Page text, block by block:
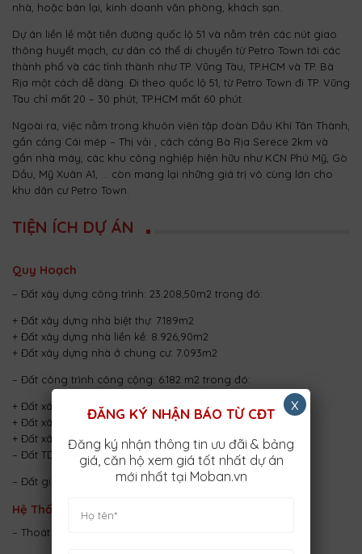
nhà, hoặc bán lại, kinh doanh văn phòng, khách sạn.
Dự án liền lề mặt tiền đường quốc lộ 51 và nằm trên các nút giao
thông huyết mạch, cư dân có thể di chuyển từ Petro Town tới các
thành phố và các tỉnh thành như TP. Vũng Tàu, TP.HCM và TP. Bà
Rịa một cách dễ dàng. Đi theo quốc lộ 51, từ Petro Town đi TP. Vũng
Tàu chỉ mất 20 – 30 phút, TP.HCM mất 60 phút.
Ngoài ra, việc nằm trong khuôn viên tập đoàn Dầu Khí Tân Thành,
gần cảng Cái mép – Thị vải , cách cảng Bà Rịa Serece 2km và
gần nhà máy, các khu công nghiệp hiện hữu như KCN Phú Mỹ, Gò
Dầu, Mỹ Xuân A1, … còn mang lại những giá trị vô cùng lớn cho
khu dân cư Petro Town.
TIỆN ÍCH DỰ ÁN
Quy Hoạch
– Đất xây dựng công trình: 23.208,50m2 trong đó:
+ Đất xây dựng nhà biệt thự: 7.189m2
+ Đất xây dựng nhà liền kề: 8.926,90m2
+ Đất xây dựng nhà ở chung cư: 7.093m2
– Đất công trình công cộng: 6.182 m2 trong đó:
+ Đất xây dựng văn phòng làm việc: 1.957,30m2
+ Đất xây dựng trạm y tế: 1.562,70m2
+ Đất xây dựng Nhà khách, nhà hàng, TTTM: 2.662m2
– Đất TDTT, cây xanh: 16.478,60m2
– Đất giao thông: 21.065,40m2
Hệ Thống Kỹ Thuật
– Thoát nước mưa của dự án thiết kế hệ thống riêng
ĐĂNG KÝ NHẬN BÁO TỪ CĐT
Đăng ký nhận thông tin ưu đãi & bảng
giá, căn hộ xem giá tốt nhất dự án
mới nhất tại Moban.vn
x